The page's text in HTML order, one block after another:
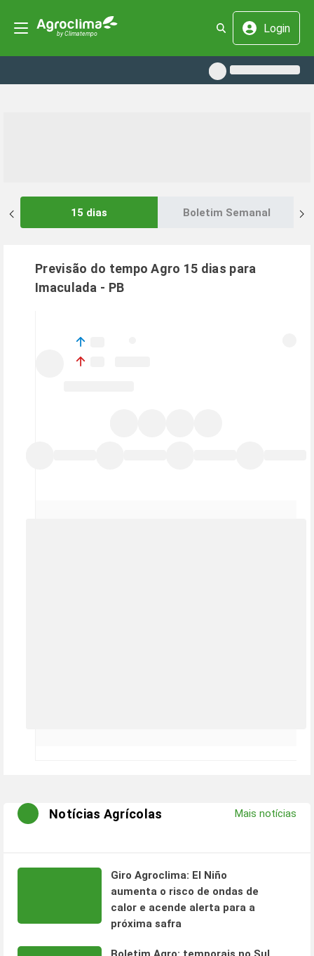
Login
15 dias Boletim Semanal
Previsão do tempo Agro 15 dias para
Imaculada - PB
Notícias Agrícolas Mais notícias
Giro Agroclima: El Niño
aumenta o risco de ondas de
calor e acende alerta para a
próxima safra